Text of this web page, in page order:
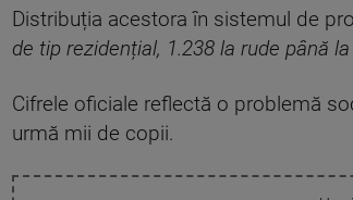
Distribuția acestora în sistemul de
de tip rezidențial, 1.238 la rude până
Cifrele oficiale reflectă o problemă
urmă mii de copii.